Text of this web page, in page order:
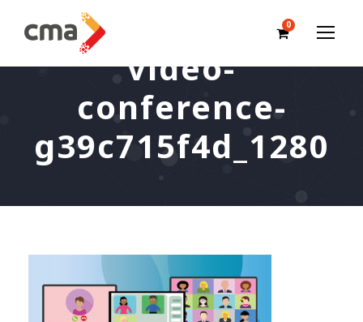
0
video-
conference-
g39c715f4d_1280